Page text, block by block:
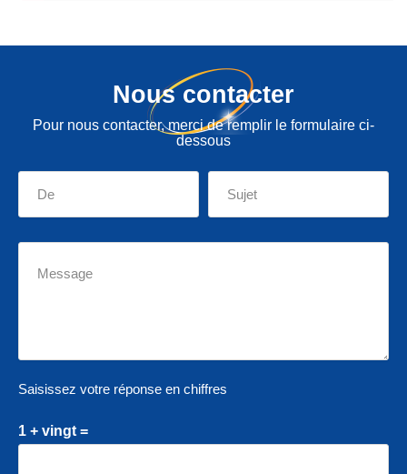
Nous contacter
Pour nous contacter, merci de remplir le formulaire ci-
dessous
Saisissez votre réponse en chiffres
1 + vingt =